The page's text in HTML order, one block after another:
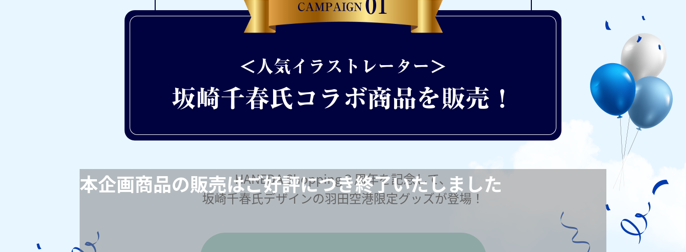
本企画商品の販売はご好評につき終了いたしました
HANEDA Shopping２周年を記念して、
坂崎千春氏デザインの羽田空港限定グッズが登場！